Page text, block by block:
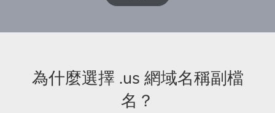
為什麼選擇 .us 網域名稱副檔
名？